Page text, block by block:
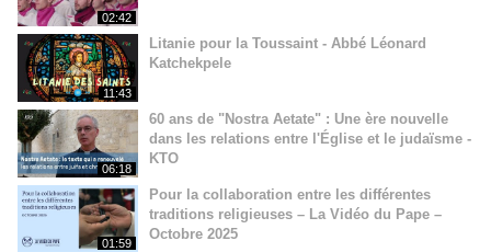
02:42
11:43
Litanie pour la Toussaint - Abbé Léonard
Katchekpele
06:18
60 ans de "Nostra Aetate" : Une ère nouvelle
dans les relations entre l'Église et le judaïsme -
KTO
01:59
Pour la collaboration entre les différentes
traditions religieuses – La Vidéo du Pape –
Octobre 2025